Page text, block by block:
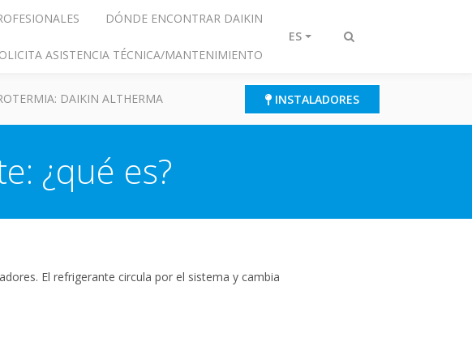
Alternar
DÓNDE ENCONTRAR DAIKIN
ASISTENCIA TÉCNICA/MANTENIMIENTO
ES
DAIKIN ALTHERMA INSTALADORES
¿qué es?
El refrigerante circula por el sistema y cambia